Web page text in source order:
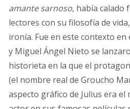
amante sarnoso, había calado
lectores con su filosofía de
ironía. Fue en este contexto
y Miguel Ángel Nieto se
historieta en la que el
(el nombre real de Groucho
aspecto gráfico de Julius era el